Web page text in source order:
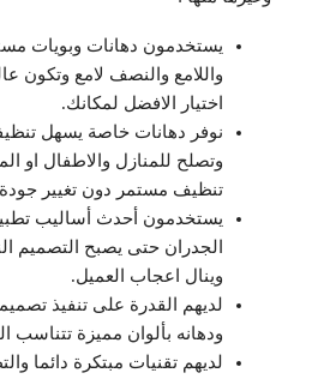
يستخدمون دهانات وبويات
واللامع والنصف لامع وتكون
اختيار الافضل لمكانك.
نوفر دهانات خاصة يسهل
وتصلح للمنازل والاطفال او
تنظيف مستمر دون تغيير جودة
يستخدمون أحدث أساليب
الجدران حتى يصبح التصميم
وينال اعجاب العميل.
لديهم القدرة على تنفيذ
ودهانه بألوان مميزة تتناسب
لديهم تقنيات مبتكرة دائما